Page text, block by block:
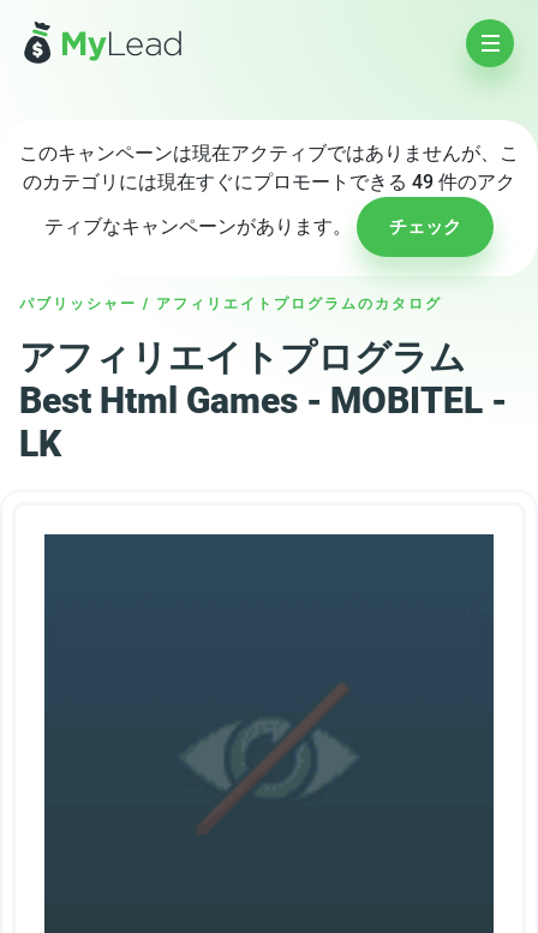
このキャンペーンは現在アクティブではありませんが、こ
のカテゴリには現在すぐにプロモートできる 49 件のアク
ティブなキャンペーンがあります。
チェック
パブリッシャー / アフィリエイトプログラムのカタログ
アフィリエイトプログラム
Best Html Games - MOBITEL -
LK